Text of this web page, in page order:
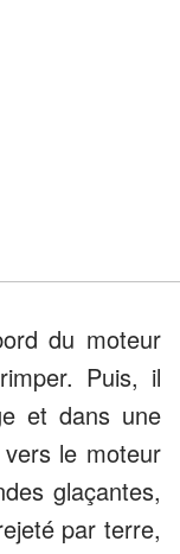
du moteur
Puis, il
et dans une
le moteur
glaçantes,
par terre,